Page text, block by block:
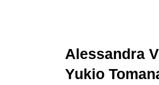
Alessandra
Yukio